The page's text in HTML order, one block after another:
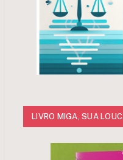
LIVRO MIGA, SUA